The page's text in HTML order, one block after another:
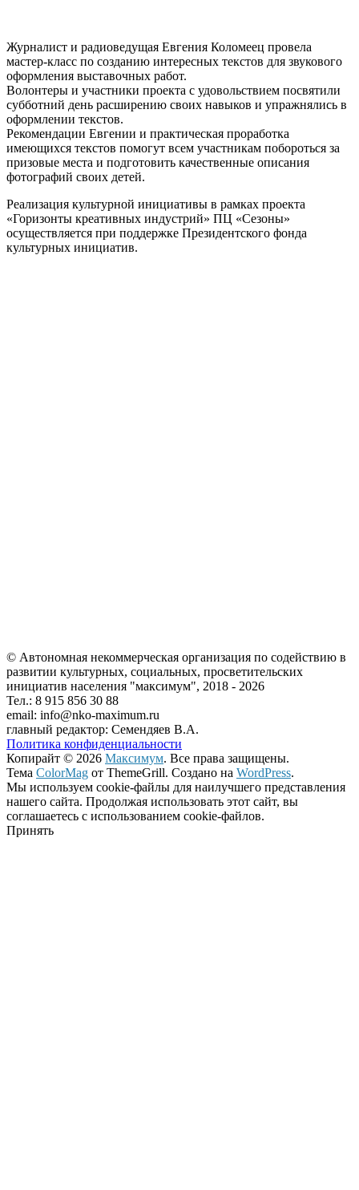
Журналист и радиоведущая Евгения Коломеец провела
мастер-класс по созданию интересных текстов для звукового
оформления выставочных работ.
Волонтеры и участники проекта с удовольствием посвятили
субботний день расширению своих навыков и упражнялись в
оформлении текстов.
Рекомендации Евгении и практическая проработка
имеющихся текстов помогут всем участникам побороться за
призовые места и подготовить качественные описания
фотографий своих детей.
Реализация культурной инициативы в рамках проекта
«Горизонты креативных индустрий» ПЦ «Сезоны»
осуществляется при поддержке Президентского фонда
культурных инициатив.
© Автономная некоммерческая организация по содействию в
развитии культурных, социальных, просветительских
инициатив населения "максимум", 2018 - 2026
Тел.: 8 915 856 30 88
email: info@nko-maximum.ru
главный редактор: Семендяев В.А.
Политика конфиденциальности
Копирайт © 2026 Максимум. Все права защищены.
Тема ColorMag от ThemeGrill. Создано на WordPress.
Мы используем cookie-файлы для наилучшего представления
нашего сайта. Продолжая использовать этот сайт, вы
соглашаетесь с использованием cookie-файлов.
Принять